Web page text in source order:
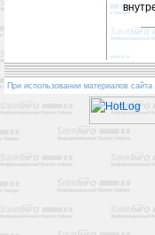
При использовании материалов